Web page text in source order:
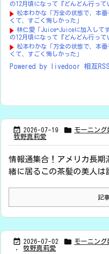
の12月頃になって『どんどん行って
松本わかな「万全の状態で、本
くて、すごく悔しかった」
林仁愛「Juice=Juiceに加入して
の12月頃になって『どんどん行って
松本わかな「万全の状態で、本
くて、すごく悔しかった」
Powered by livedoor 相互RSS
 2026-07-19  モーニング
牧野真莉愛
情報通集合！アメリカ長期
緒に居るこの茶髪の美人は
記
 2026-07-02  モーニング
,
牧野真莉愛